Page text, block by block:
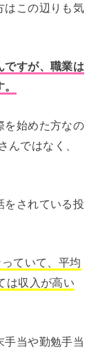
はこの辺りも気
ですが、職業は
を始めた方なの
んではなく、
をされている投
ていて、平均
は収入が高い
手当や勤勉手当